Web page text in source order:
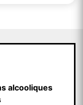
alcooliques